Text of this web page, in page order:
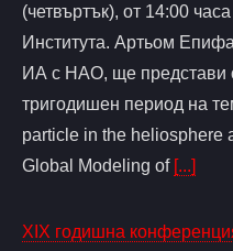
(четвъртък), от 14:00
Института. Артьом
ИА с НАО, ще представи
тригодишен период на
particle in the heliosphere
Global Modeling of [...]
XIX годишна